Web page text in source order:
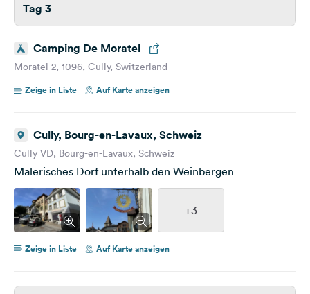
Tag 3
Camping De Moratel
Moratel 2, 1096, Cully, Switzerland
Zeige in Liste
Auf Karte anzeigen
Cully, Bourg-en-Lavaux, Schweiz
Cully VD, Bourg-en-Lavaux, Schweiz
Malerisches Dorf unterhalb den Weinbergen
+3
Zeige in Liste Auf Karte anzeigen